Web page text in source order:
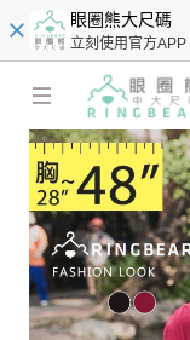
眼圈熊大尺碼
立刻使用官方APP